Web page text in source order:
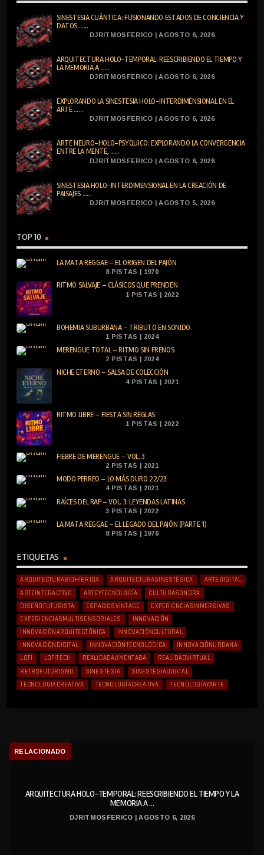
SINESTESIA CUÁNTICA: FUSIONANDO ESTADOS DE CONCIENCIA Y
DATOS ......
DJRITMOSFERICO | AGOSTO 6, 2026
ARQUITECTURA HOLO-TEMPORAL: REESCRIBIENDO EL TIEMPO Y
LA MEMORIA A ......
DJRITMOSFERICO | AGOSTO 6, 2026
EXPLORANDO LA SINESTESIA HOLO-INTERDIMENSIONAL EN EL
ARTE ......
DJRITMOSFERICO | AGOSTO 6, 2026
ARTE NEURO-HOLO-PSYQUICO: EXPLORANDO LA CONVERGENCIA
ENTRE LA MENTE, ......
DJRITMOSFERICO | AGOSTO 6, 2026
SINESTESIA HOLO-INTERDIMENSIONAL EN LA CREACIÓN DE
PAISAJES ......
DJRITMOSFERICO | AGOSTO 5, 2026
TOP 10
LA MATA REGGAE – EL ORIGEN DEL PAJÓN
8 PISTAS | 1970
RITMO SALVAJE – CLÁSICOS QUE PRENDEN
1 PISTAS | 2022
BOHEMIA SUBURBANA – TRIBUTO EN SONIDO
1 PISTAS | 2024
MERENGUE TOTAL – RITMO SIN FRENOS
2 PISTAS | 2024
NICHE ETERNO – SALSA DE COLECCIÓN
4 PISTAS | 2021
RITMO LIBRE – FIESTA SIN REGLAS
1 PISTAS | 2022
FIEBRE DE MERENGUE – VOL. 3
2 PISTAS | 2021
MODO PERREO – LO MÁS DURO 22/23
4 PISTAS | 2021
RAÍCES DEL RAP – VOL. 3: LEYENDAS LATINAS
3 PISTAS | 2022
LA MATA REGGAE – EL LEGADO DEL PAJÓN (PARTE 1)
8 PISTAS | 1970
ETIQUETAS
ARQUITECTURABIOHÍBRIDA ARQUITECTURASINESTÉSICA
ARTEDIGITAL
ARTEINTERACTIVO
ARTEYTECNOLOGÍA
CULTURASONORA
DISEÑOFUTURISTA
ESPACIOSVINTAGE
EXPERIENCIASINMERSIVAS
EXPERIENCIASMULTISENSORIALES
INNOVACIÓN
INNOVACIÓNARQUITECTÓNICA
INNOVACIÓNCULTURAL
INNOVACIÓNDIGITAL
INNOVACIÓNTECNOLÓGICA
INNOVACIÓNURBANA
LOFI
LOFITECH REALIDADAUMENTADA
REALIDADVIRTUAL
RETROFUTURISMO
SINESTESIA
SINESTESIADIGITAL
TECNOLOGIACREATIVA
TECNOLOGÍACREATIVA TECNOLOGÍAYARTE
RELACIONADO
ARQUITECTURA HOLO-TEMPORAL: REESCRIBIENDO EL TIEMPO Y LA
MEMORIA A ...
DJRITMOSFERICO | AGOSTO 6, 2026